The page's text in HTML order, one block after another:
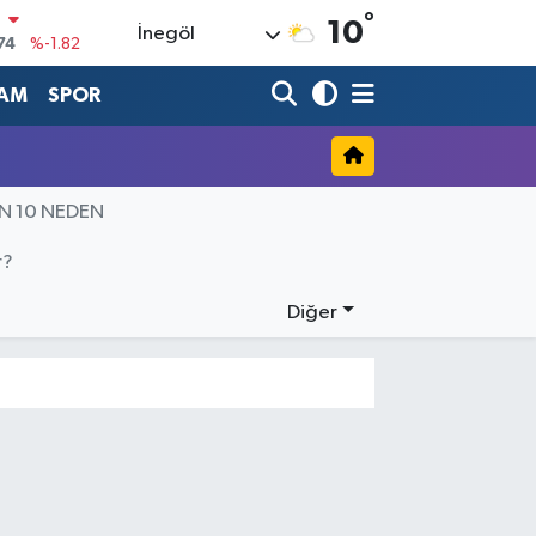
%-1.82
%0.02
%0.18
İnegöl 10°
SPOR
10 NEDEN
Diğer